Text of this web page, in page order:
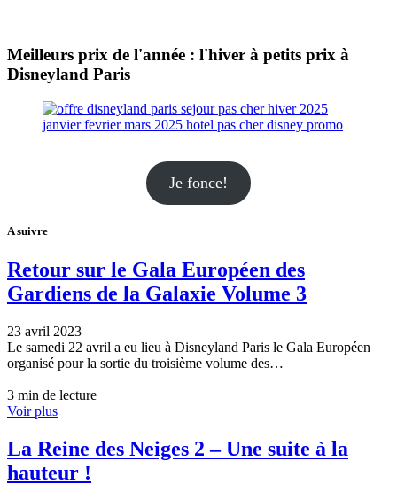
Meilleurs prix de l'année : l'hiver à petits prix à
Disneyland Paris
Je fonce!
A suivre
Retour sur le Gala Européen des
Gardiens de la Galaxie Volume 3
23 avril 2023
Le samedi 22 avril a eu lieu à Disneyland Paris le Gala Européen
organisé pour la sortie du troisième volume des…
3 min de lecture
Voir plus
La Reine des Neiges 2 – Une suite à la
hauteur !